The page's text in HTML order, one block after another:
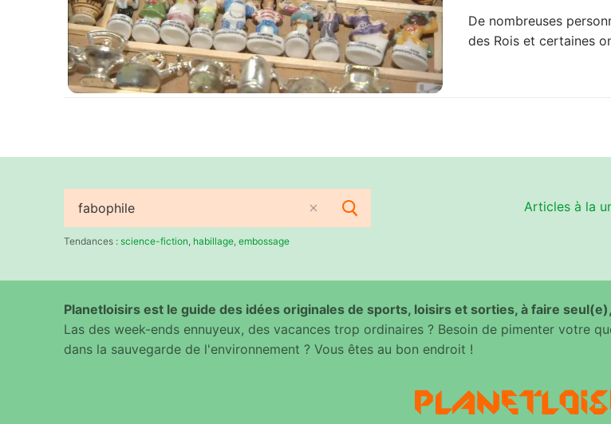
De nombreuses
des Rois et certaines
Rechercher
:Tendances : science-fiction habillage embossage
Articles à la
Planetloisirs est le guide des idées originales de sports, loisirs et sorties, à faire
Las des week-ends ennuyeux, des vacances trop ordinaires ? Besoin de pimenter votre
dans la sauvegarde de l'environnement ? Vous êtes au bon endroit !